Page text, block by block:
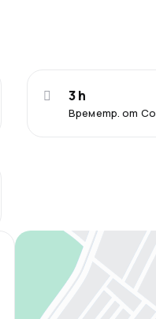
Времетр. от
3 h